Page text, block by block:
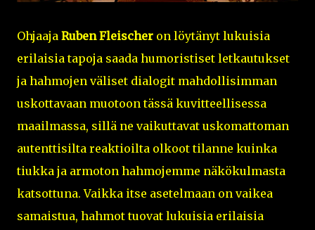
Ohjaaja Ruben Fleischer on löytänyt lukuisia
erilaisia tapoja saada humoristiset letkautukset
ja hahmojen väliset dialogit mahdollisimman
uskottavaan muotoon tässä kuvitteellisessa
maailmassa, sillä ne vaikuttavat uskomattoman
autenttisilta reaktioilta olkoot tilanne kuinka
tiukka ja armoton hahmojemme näkökulmasta
katsottuna. Vaikka itse asetelmaan on vaikea
samaistua, hahmot tuovat lukuisia erilaisia